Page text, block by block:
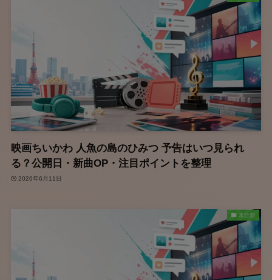
映画ちいかわ 人魚の島のひみつ 予告はいつ見られ
る？公開日・新曲OP・注目ポイントを整理
2026年6月11日
未分類